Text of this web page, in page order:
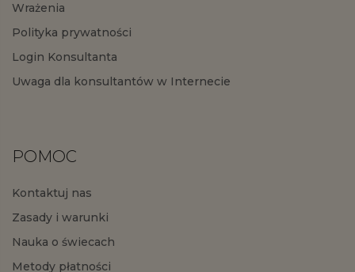
Wrażenia
Polityka prywatności
Login Konsultanta
Uwaga dla konsultantów w Internecie
POMOC
Kontaktuj nas
Zasady i warunki
Nauka o świecach
Metody płatności